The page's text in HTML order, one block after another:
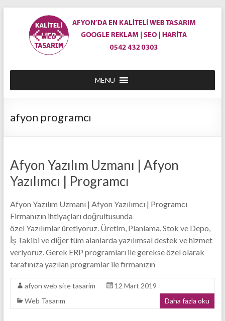
content
En
Ucuz
Web
Tasarım
|
Afyon'da
Web
Tasarım
Firması
MENU
afyon programcı
Afyon Yazılım Uzmanı | Afyon
Yazılımcı | Programcı
Afyon Yazılım Uzmanı | Afyon Yazılımcı | Programcı
Firmanızın ihtiyaçları doğrultusunda
özel Yazılımlar üretiyoruz. Üretim, Planlama, Stok ve Depo,
İş Takibi ve diğer tüm alanlarda yazılımsal destek ve hizmet
veriyoruz. Gerek ERP programları ile gerekse özel olarak
tarafınıza yazılan programlar ile firmanızın
afyon web site tasarim
12 Mart 2019
Web Tasarım
Daha fazla oku